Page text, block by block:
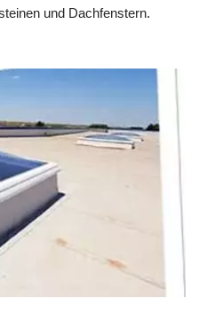
und Dachfenstern.